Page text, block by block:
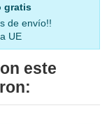
gratis
de envío!!
UE
este